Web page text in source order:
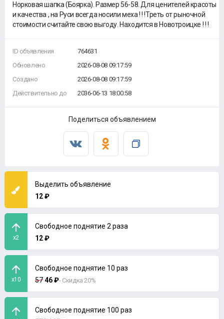
Норковая шапка (Боярка). Размер 56-58. Для ценителей красоты
и качества , на Руси всегда носили меха ! ! !Треть от рыночной
стоимости считайте свою выгоду. Находится в Новотроицке ! ! !
ID объявления
Обновлено
Создано
Действительно до
764631
2026-08-08 09:17:59
2026-08-08 09:17:59
2036-06-13 18:00:58
Поделиться объявлением
Выделить объявление
12 ₽
x2
Свободное поднятие 2 раза
12 ₽
x10
Свободное поднятие 10 раз
5746 ₽- Скидка 20%
Свободное поднятие 100 раз